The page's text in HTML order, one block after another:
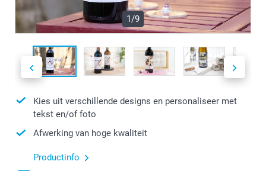
1/9
Kies uit verschillende designs en personaliseer met
tekst en/of foto
Afwerking van hoge kwaliteit
Productinfo